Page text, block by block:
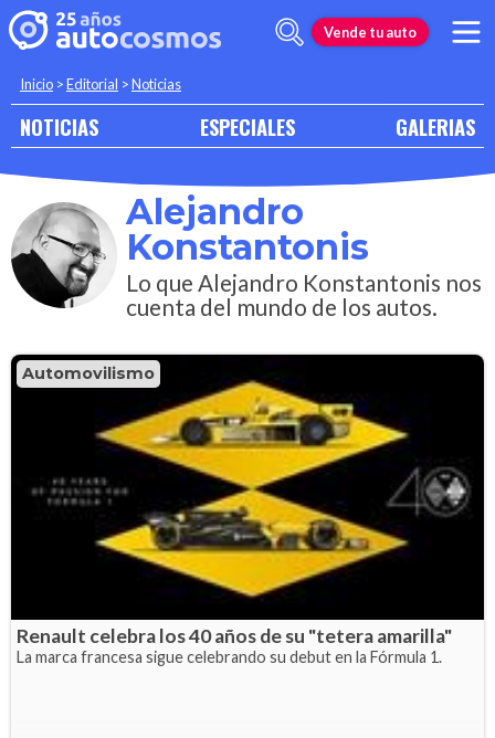
Vende tu auto
Inicio >Editorial >Noticias
NOTICIAS ESPECIALES GALERIAS
Alejandro
Konstantonis
Lo que Alejandro Konstantonis nos
cuenta del mundo de los autos.
Automovilismo
Renault celebra los 40 años de su "tetera amarilla"
La marca francesa sigue celebrando su debut en la Fórmula 1.